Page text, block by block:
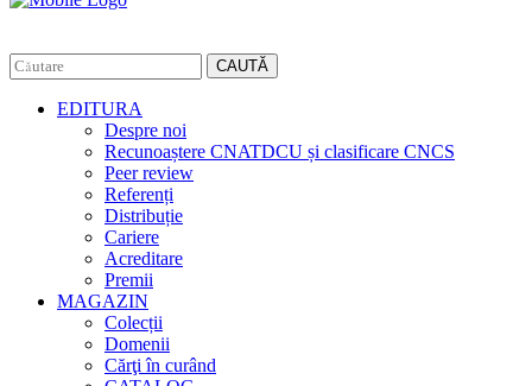
CAUTĂ
EDITURA
Despre noi
Recunoaștere CNATDCU și clasificare CNCS
Peer review
Referenți
Distribuție
Cariere
Acreditare
Premii
MAGAZIN
Colecții
Domenii
Cărţi în curând